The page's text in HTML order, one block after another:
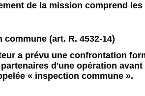
de la mission comprend
commune (art. R. 4532-14)
a prévu une confrontation
d'une opération avant
« inspection commune ».